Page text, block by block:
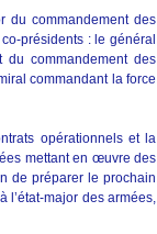
du commandement des
présidents : le général
du commandement des
commandant la force
opérationnels et la
mettant en œuvre des
de préparer le prochain
l’état-major des armées,